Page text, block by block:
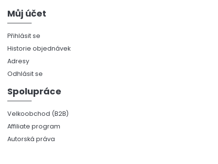
Můj účet
Přihlásit se
Historie objednávek
Adresy
Odhlásit se
Spolupráce
Velkoobchod (B2B)
Affiliate program
Autorská práva